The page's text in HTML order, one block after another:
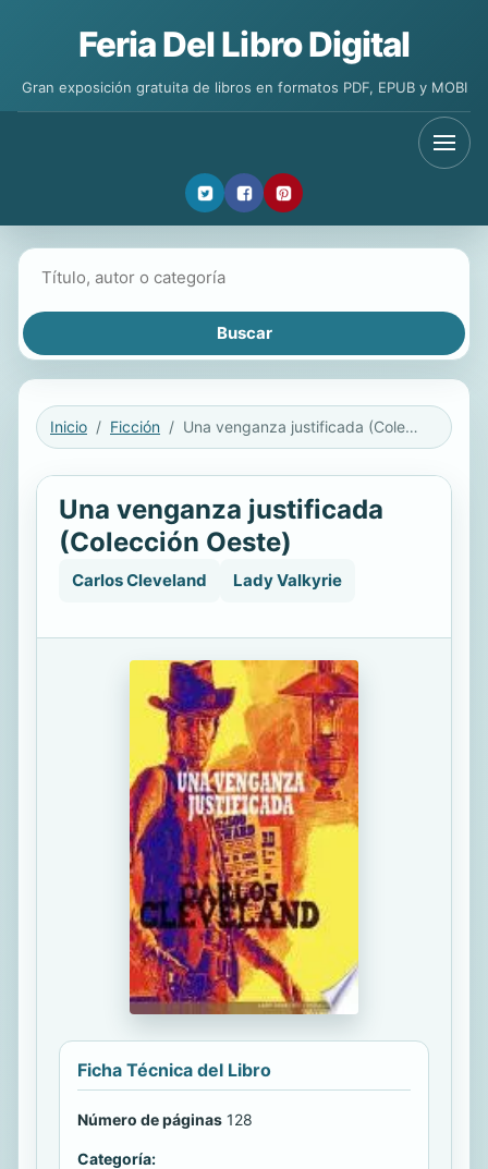
Feria Del Libro Digital
Gran exposición gratuita de libros en formatos PDF, EPUB y MOBI
Inicio Ficción Una venganza justificada (Colección Oeste)
Una venganza justificada
(Colección Oeste)
Carlos Cleveland Lady Valkyrie
Ficha Técnica del Libro
Número de páginas 128
Categoría: